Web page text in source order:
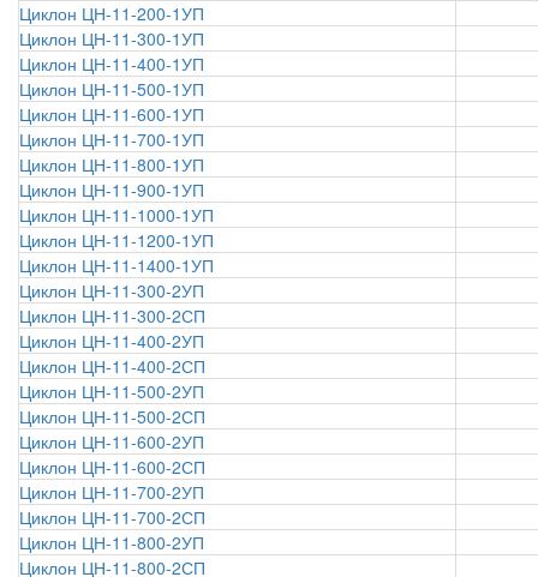
Циклон ЦН-11-200-1УП
Циклон ЦН-11-300-1УП
Циклон ЦН-11-400-1УП
Циклон ЦН-11-500-1УП
Циклон ЦН-11-600-1УП
Циклон ЦН-11-700-1УП
Циклон ЦН-11-800-1УП
Циклон ЦН-11-900-1УП
Циклон ЦН-11-1000-1УП
Циклон ЦН-11-1200-1УП
Циклон ЦН-11-1400-1УП
Циклон ЦН-11-300-2УП
Циклон ЦН-11-300-2СП
Циклон ЦН-11-400-2УП
Циклон ЦН-11-400-2СП
Циклон ЦН-11-500-2УП
Циклон ЦН-11-500-2СП
Циклон ЦН-11-600-2УП
Циклон ЦН-11-600-2СП
Циклон ЦН-11-700-2УП
Циклон ЦН-11-700-2СП
Циклон ЦН-11-800-2УП
Циклон ЦН-11-800-2СП